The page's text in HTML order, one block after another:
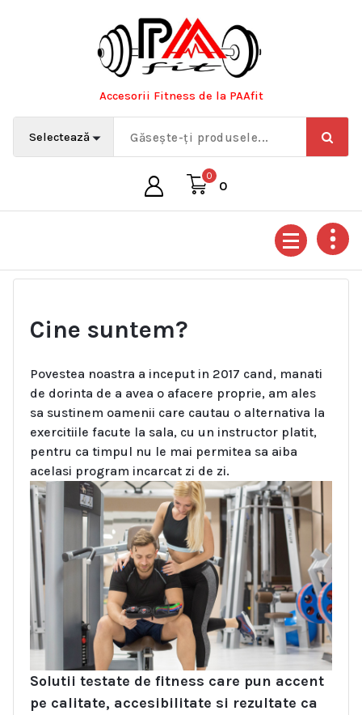
Accesorii Fitness de la PAAfit
0
0
Cine suntem?
Povestea noastra a inceput in 2017 cand, manati
de dorinta de a avea o afacere proprie, am ales
sa sustinem oamenii care cautau o alternativa la
exercitiile facute la sala, cu un instructor platit,
pentru ca timpul nu le mai permitea sa aiba
acelasi program incarcat zi de zi.
Solutii testate de fitness care pun accent
pe calitate, accesibilitate si rezultate ca